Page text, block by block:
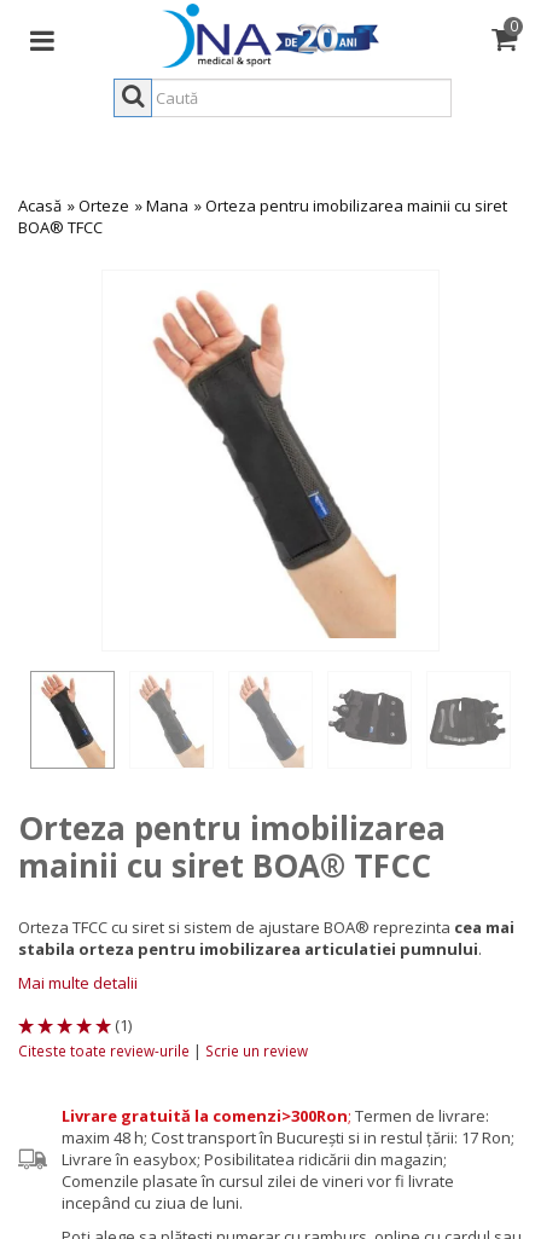
0
Acasă »Orteze »Mana »Orteza pentru imobilizarea mainii cu siret
BOA® TFCC
Orteza pentru imobilizarea
mainii cu siret BOA® TFCC
Orteza TFCC cu siret si sistem de ajustare BOA® reprezinta cea mai
stabila orteza pentru imobilizarea articulatiei pumnului.
Mai multe detalii
(1)
Citeste toate review-urile | Scrie un review
Livrare gratuită la comenzi>300Ron; Termen de livrare:
maxim 48 h; Cost transport în București si in restul țării: 17 Ron;
Livrare în easybox; Posibilitatea ridicării din magazin;
Comenzile plasate în cursul zilei de vineri vor fi livrate
incepând cu ziua de luni.